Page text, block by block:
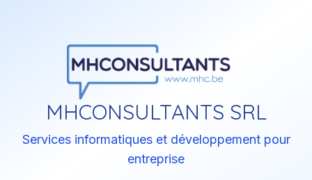
MHCONSULTANTS SRL
Services informatiques et développement pour
entreprise